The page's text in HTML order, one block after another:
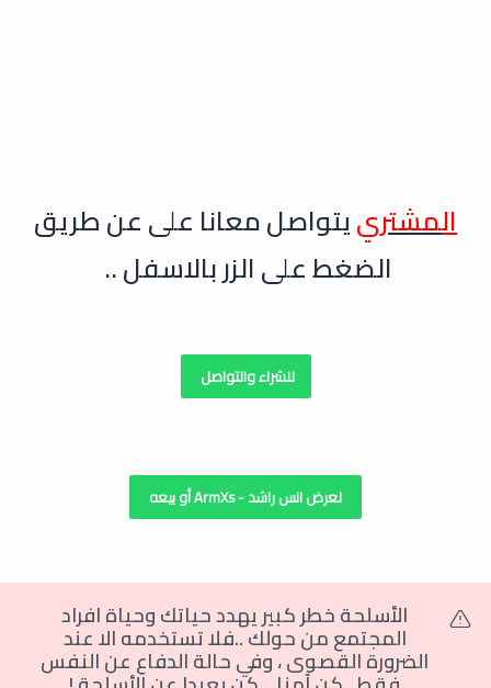
المشترييتواصل معانا على عن طريق
الضغط على الزر بالاسفل ..
للشراء والتواصل
لعرض انس راشد - ArmXs أو بيعه
الأسلحة خطر كبير يهدد حياتك وحياة افراد
المجتمع من حولك ..فلا تستخدمه الا عند
الضرورة القصوى،وفي حالة الدفاع عن النفس